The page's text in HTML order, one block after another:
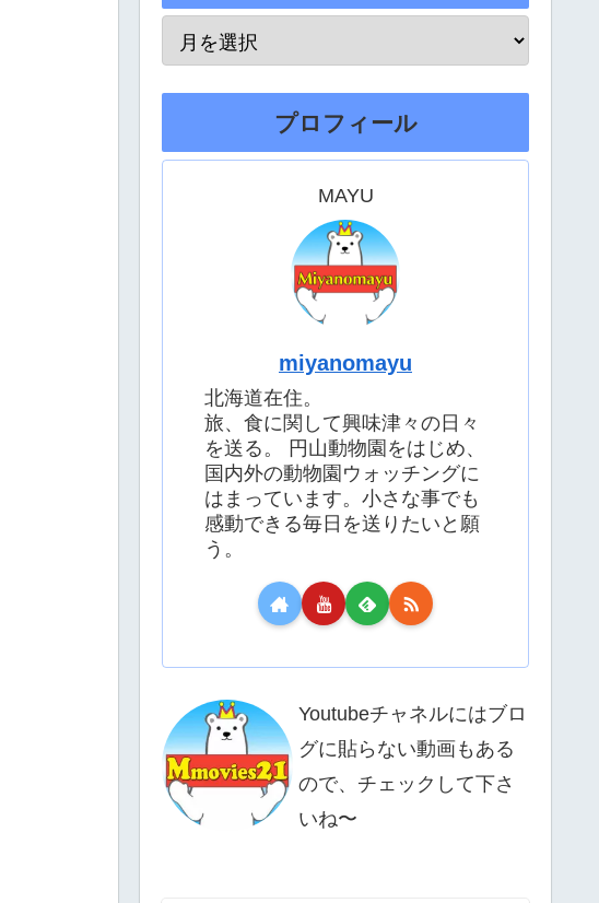
プロフィール
MAYU
miyanomayu
北海道在住。
旅、食に関して興味津々の日々
を送る。 円山動物園をはじめ、
国内外の動物園ウォッチングに
はまっています。小さな事でも
感動できる毎日を送りたいと願
う。
Youtubeチャネルにはブロ
グに貼らない動画もある
ので、チェックして下さ
いね〜